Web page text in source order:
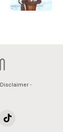
Disclaimer